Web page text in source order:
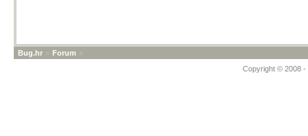
Bug.hr » Forum »
Copyright © 2008 -